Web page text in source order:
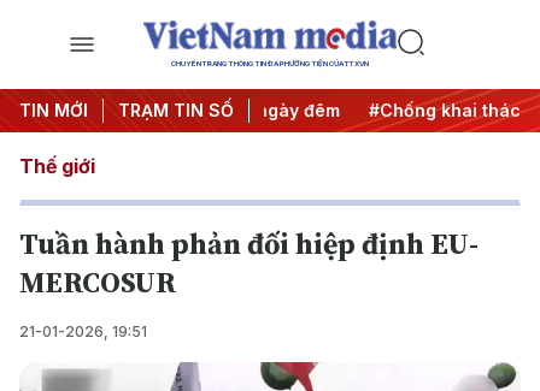
CHUYÊN TRANG THÔNG TIN ĐA PHƯƠNG TIỆN CỦA TTXVN
TIN MỚI TRẠM TIN SỐ
#Chiến dịch 500 ngày đêm #Chống khai thác IUU
Thế giới
Tuần hành phản đối hiệp định EU-
MERCOSUR
21-01-2026, 19:51